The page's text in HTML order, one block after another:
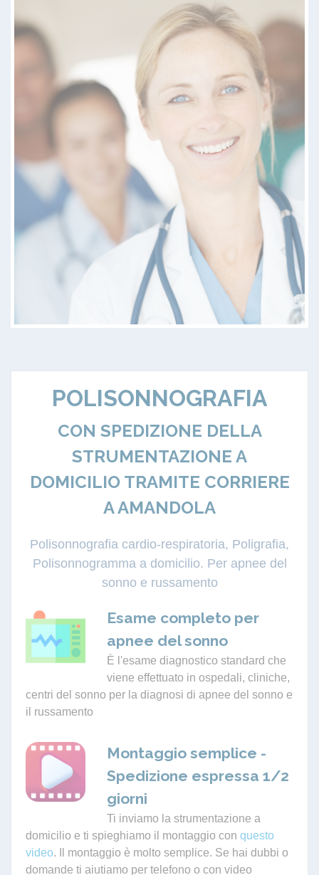
POLISONNOGRAFIA
CON SPEDIZIONE DELLA
STRUMENTAZIONE A
DOMICILIO TRAMITE CORRIERE
A AMANDOLA
Polisonnografia cardio-respiratoria, Poligrafia,
Polisonnogramma a domicilio. Per apnee del
sonno e russamento
Esame completo per
apnee del sonno
È l'esame diagnostico standard che
viene effettuato in ospedali, cliniche,
centri del sonno per la diagnosi di apnee del sonno e
il russamento
Montaggio semplice -
Spedizione espressa 1/2
giorni
Ti inviamo la strumentazione a
domicilio e ti spieghiamo il montaggio con questo
video. Il montaggio è molto semplice. Se hai dubbi o
domande ti aiutiamo per telefono o con video